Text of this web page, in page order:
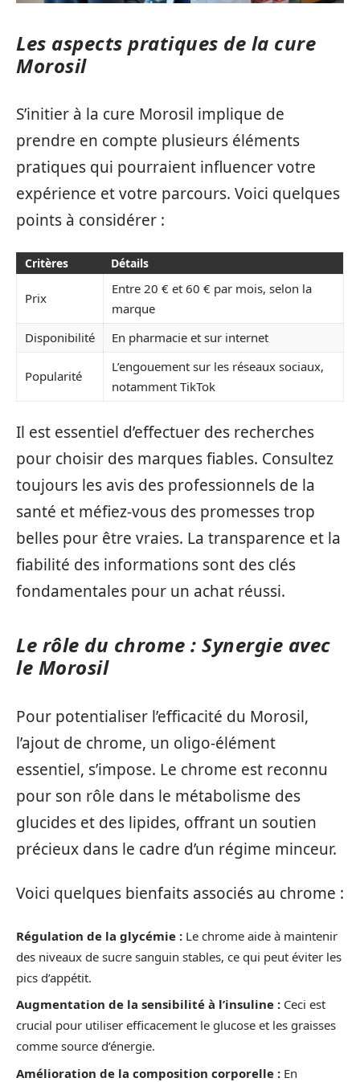
Les aspects pratiques de la cure
Morosil
S’initier à la cure Morosil implique de
prendre en compte plusieurs éléments
pratiques qui pourraient influencer votre
expérience et votre parcours. Voici quelques
points à considérer :
Critères Détails
Prix
Entre 20 € et 60 € par mois, selon la
marque
Disponibilité
En pharmacie et sur internet
Popularité
L’engouement sur les réseaux sociaux,
notamment TikTok
Il est essentiel d’effectuer des recherches
pour choisir des marques fiables. Consultez
toujours les avis des professionnels de la
santé et méfiez-vous des promesses trop
belles pour être vraies. La transparence et la
fiabilité des informations sont des clés
fondamentales pour un achat réussi.
Le rôle du chrome : Synergie avec
le Morosil
Pour potentialiser l’efficacité du Morosil,
l’ajout de chrome, un oligo-élément
essentiel, s’impose. Le chrome est reconnu
pour son rôle dans le métabolisme des
glucides et des lipides, offrant un soutien
précieux dans le cadre d’un régime minceur.
Voici quelques bienfaits associés au chrome :
Régulation de la glycémie : Le chrome aide à maintenir
des niveaux de sucre sanguin stables, ce qui peut éviter les
pics d’appétit.
Augmentation de la sensibilité à l’insuline : Ceci est
crucial pour utiliser efficacement le glucose et les graisses
comme source d’énergie.
Amélioration de la composition corporelle : En